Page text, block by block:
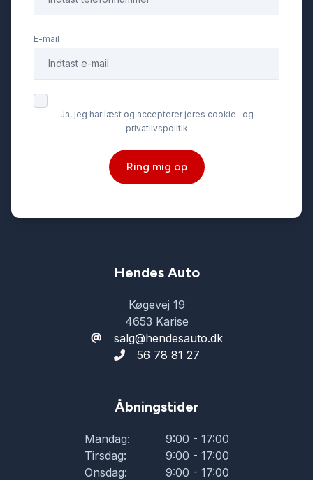
E-mail
Ja, jeg har læst og accepterer jeres cookie- og
privatlivspolitik
Ring mig op
Hendes Auto
Køgevej 19
4653 Karise
salg@hendesauto.dk
56 78 81 27
Åbningstider
Mandag:
9:00 - 17:00
Tirsdag:
9:00 - 17:00
Onsdag:
9:00 - 17:00